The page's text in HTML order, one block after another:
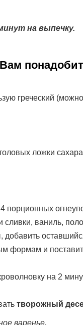
на выпечку.
греческий
ложки сахара
4 порционных
сливки, ваниль,
формам и
на 2
творожный
варенье.